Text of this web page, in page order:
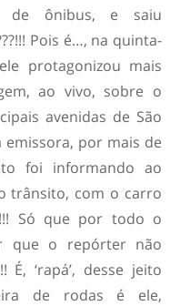
de ônibus, e saiu
Pois é…, na quinta-
protagonizou mais
ao vivo, sobre o
avenidas de São
emissora, por mais de
foi informando ao
trânsito, com o carro
Só que por todo o
que o repórter não
‘rapá’, desse jeito
de rodas é ele,